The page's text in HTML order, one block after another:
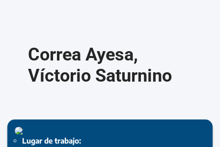
Correa Ayesa,
Víctorio Saturnino
Lugar de trabajo: